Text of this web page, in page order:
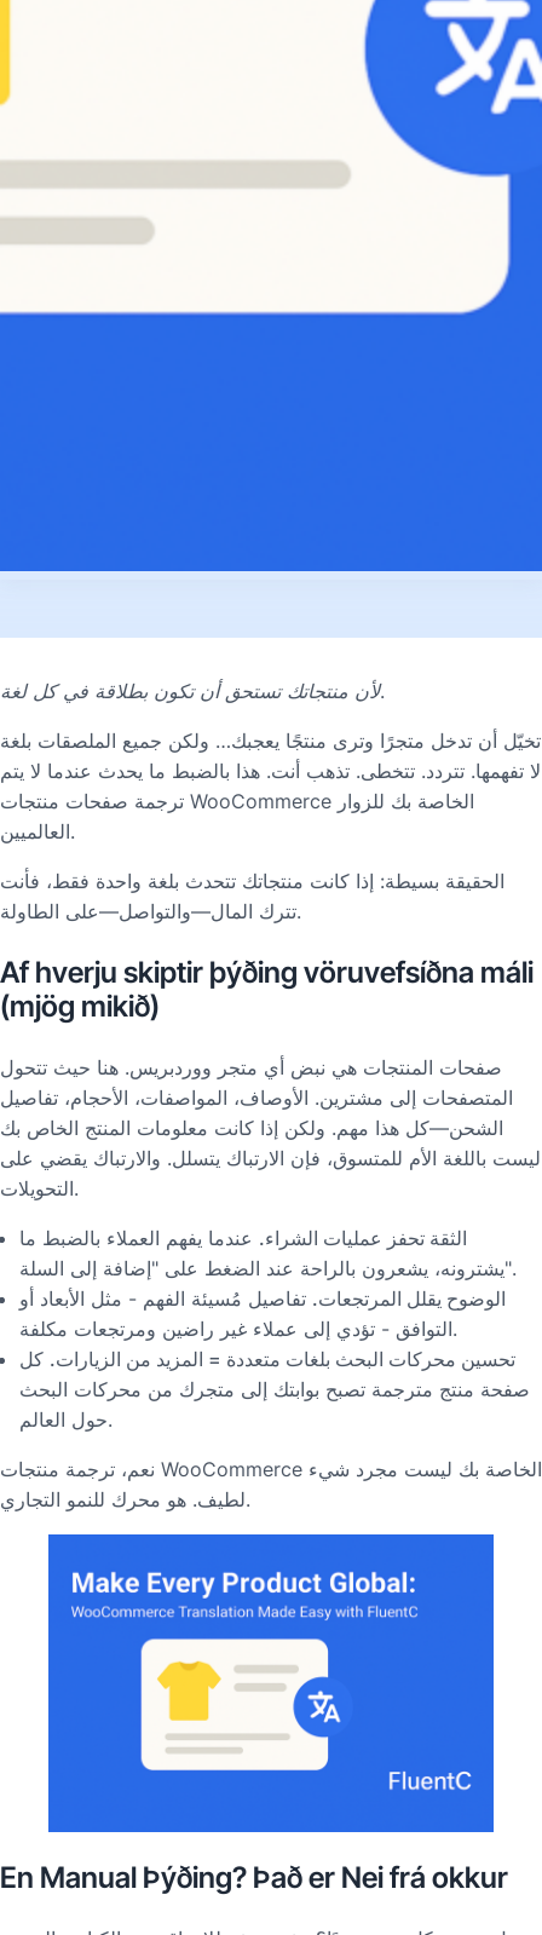
لأن منتجاتك تستحق أن تكون بطلاقة في كل لغة.
تخيّل أن تدخل متجرًا وترى منتجًا يعجبك… ولكن جميع الملصقات بلغة
لا تفهمها. تتردد. تتخطى. تذهب أنت. هذا بالضبط ما يحدث عندما لا يتم
ترجمة صفحات منتجات WooCommerce الخاصة بك للزوار
العالميين.
الحقيقة بسيطة: إذا كانت منتجاتك تتحدث بلغة واحدة فقط، فأنت
تترك المال—والتواصل—على الطاولة.
Af hverju skiptir þýðing vöruvefsíðna máli
(mjög mikið)
صفحات المنتجات هي نبض أي متجر ووردبريس. هنا حيث تتحول
المتصفحات إلى مشترين. الأوصاف، المواصفات، الأحجام، تفاصيل
الشحن—كل هذا مهم. ولكن إذا كانت معلومات المنتج الخاص بك
ليست باللغة الأم للمتسوق، فإن الارتباك يتسلل. والارتباك يقضي على
التحويلات.
الثقة تحفز عمليات الشراء. عندما يفهم العملاء بالضبط ما
يشترونه، يشعرون بالراحة عند الضغط على "إضافة إلى السلة".
الوضوح يقلل المرتجعات. تفاصيل مُسيئة الفهم - مثل الأبعاد أو
التوافق - تؤدي إلى عملاء غير راضين ومرتجعات مكلفة.
تحسين محركات البحث بلغات متعددة = المزيد من الزيارات. كل
صفحة منتج مترجمة تصبح بوابتك إلى متجرك من محركات البحث
حول العالم.
نعم، ترجمة منتجات WooCommerce الخاصة بك ليست مجرد شيء
لطيف. هو محرك للنمو التجاري.
En Manual Þýðing? Það er Nei frá okkur